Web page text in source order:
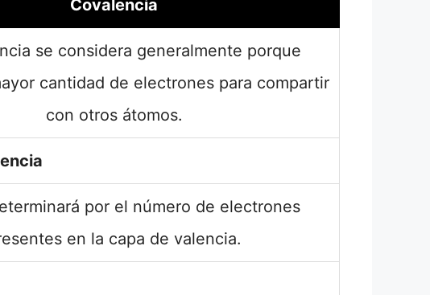
Covalencia
se considera generalmente porque
cantidad de electrones para compartir
con otros átomos.
por el número de electrones
en la capa de valencia.